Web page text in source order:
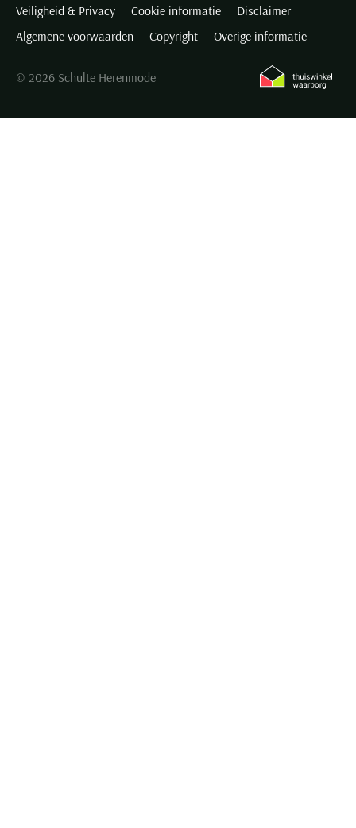
Veiligheid & Privacy Cookie informatie
Disclaimer
Algemene voorwaarden
Copyright Overige informatie
© 2026 Schulte Herenmode